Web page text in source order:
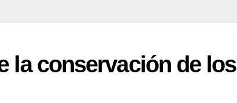
la conservación de los